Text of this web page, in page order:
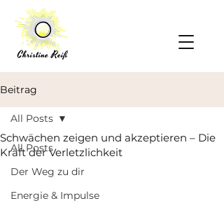
Beitrag
All Posts
Der Weg zu dir
Energie & Impulse
All Posts
Schwächen zeigen und akzeptieren – Die
Kraft der Verletzlichkeit